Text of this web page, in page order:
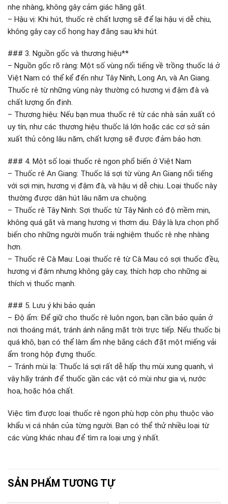
nhẹ nhàng, không gây cảm giác hăng gắt.
– Hậu vị: Khi hút, thuốc rê chất lượng sẽ để lại hậu vị dễ chịu,
không gây cay cổ họng hay đắng sau khi hút.
### 3. Nguồn gốc và thương hiệu**
– Nguồn gốc rõ ràng: Một số vùng nổi tiếng về trồng thuốc lá ở
Việt Nam có thể kể đến như Tây Ninh, Long An, và An Giang.
Thuốc rê từ những vùng này thường có hương vị đậm đà và
chất lượng ổn định.
– Thương hiệu: Nếu bạn mua thuốc rê từ các nhà sản xuất có
uy tín, như các thương hiệu thuốc lá lớn hoặc các cơ sở sản
xuất thủ công lâu năm, chất lượng sẽ được đảm bảo hơn.
### 4. Một số loại thuốc rê ngon phổ biến ở Việt Nam
– Thuốc rê An Giang: Thuốc lá sợi từ vùng An Giang nổi tiếng
với sợi mịn, hương vị đậm đà, và hậu vị dễ chịu. Loại thuốc này
thường được dân hút lâu năm ưa chuộng.
– Thuốc rê Tây Ninh: Sợi thuốc từ Tây Ninh có độ mềm mịn,
không quá gắt và mang hương vị thơm dịu. Đây là lựa chọn phổ
biến cho những người muốn trải nghiệm thuốc rê nhẹ nhàng
hơn.
– Thuốc rê Cà Mau: Loại thuốc rê từ Cà Mau có sợi thuốc đều,
hương vị đậm nhưng không gây cay, thích hợp cho những ai
thích vị thuốc mạnh.
### 5. Lưu ý khi bảo quản
– Độ ẩm: Để giữ cho thuốc rê luôn ngon, bạn cần bảo quản ở
nơi thoáng mát, tránh ánh nắng mặt trời trực tiếp. Nếu thuốc bị
quá khô, bạn có thể làm ẩm nhẹ bằng cách đặt một miếng vải
ẩm trong hộp đựng thuốc.
– Tránh mùi lạ: Thuốc lá sợi rất dễ hấp thụ mùi xung quanh, vì
vậy hãy tránh để thuốc gần các vật có mùi như gia vị, nước
hoa, hoặc hóa chất.
Việc tìm được loại thuốc rê ngon phù hợp còn phụ thuộc vào
khẩu vị cá nhân của từng người. Bạn có thể thử nhiều loại từ
các vùng khác nhau để tìm ra loại ưng ý nhất.
SẢN PHẨM TƯƠNG TỰ